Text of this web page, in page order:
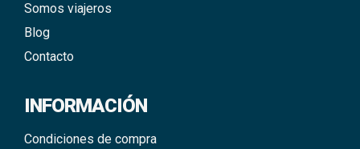
Somos viajeros
Blog
Contacto
INFORMACIÓN
Condiciones de compra